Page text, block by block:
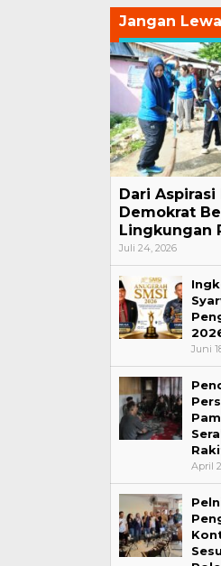
Jangan
Dari Aspirasi
Demokrat
Lingkungan
Juli 24, 2026
Juni
April